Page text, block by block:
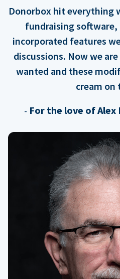
Donorbox hit everything
fundraising
incorporated features
discussions. Now we
wanted and these
cream on
- For the love of Alex